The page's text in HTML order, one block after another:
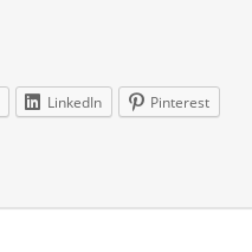
LinkedIn Pinterest